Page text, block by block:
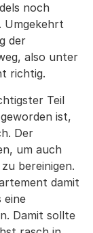
noch
Umgekehrt
der
also unter
richtig.
Teil
ist,
Der
um auch
bereinigen.
damit
eine
Damit sollte